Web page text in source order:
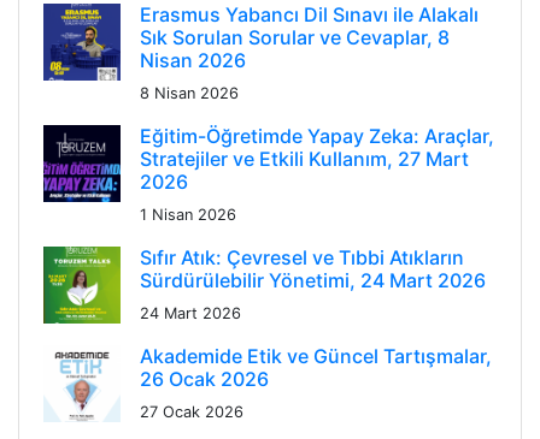
Erasmus Yabancı Dil Sınavı ile Alakalı
Sık Sorulan Sorular ve Cevaplar, 8
Nisan 2026
8 Nisan 2026
Eğitim-Öğretimde Yapay Zeka: Araçlar,
Stratejiler ve Etkili Kullanım, 27 Mart
2026
1 Nisan 2026
Sıfır Atık: Çevresel ve Tıbbi Atıkların
Sürdürülebilir Yönetimi, 24 Mart 2026
24 Mart 2026
Akademide Etik ve Güncel Tartışmalar,
26 Ocak 2026
27 Ocak 2026